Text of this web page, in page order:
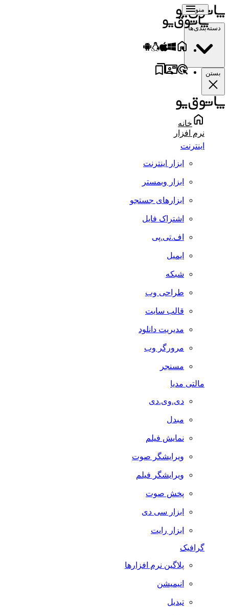
منو
دسته‌بندی‌ها
بستن
خانه
نرم افزار
اینترنت
ابزار اینترنت
ابزار وبمستر
ابزارهای جستجو
اشتراک فایل
اف.تی.پی
ایمیل
شبکه
طراحی وب
قالب سایت
مدیریت دانلود
مرورگر وب
مسنجر
مالتی مدیا
دی.وی.دی
مبدل
نمایش فیلم
ویرایشگر صوت
ویرایشگر فیلم
پخش صوت
ابزار سی دی
ابزار رایت
گرافیک
پلاگین نرم افزارها
انیمیشن
تبدیل